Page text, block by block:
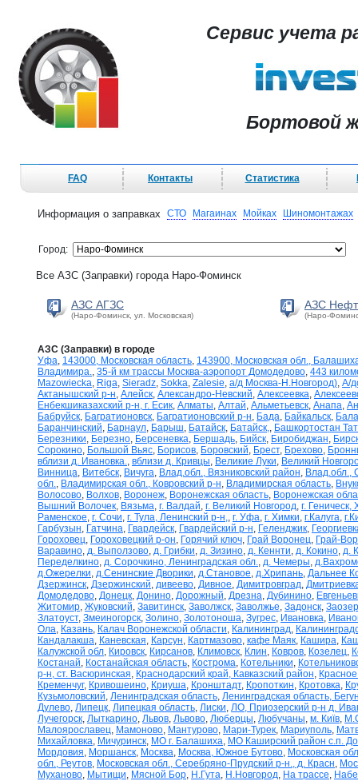
Сервис учета
Бортовой
FAQ Контакты Статистика
Информация о заправках СТО Магаинах Мойках Шиномонтажах
Город:
Все АЗС (Заправки) города Наро-Фоминск
АЗС АГЗС
(Наро-Фоминск, ул. Московская)
АЗС
(Наро-
АЗС (Заправки) в городе
Уфа, 143000, Московская область, 143900, Московская обл.,
Владимира., 35-й км трассы Москва-аэропорт Домодедово, 443
Mazowiecka, Riga, Sieradz, Sokka, Zalesie, а/д Москва-Н.Новгород), А/
Актанышский р-н, Алейск, Александро-Невский, Алексеевка,
Енбекшиказахский р-н, г. Есик, Алматы, Алтай, Альметьевск, Анапа,
Бабруйск, Багратионовск, Багратионовский р-н, Бада, Байкальск,
Баранчинский, Барнаул, Барыш, Батайск, Батайск,, Башкортостан
Березники, Березно, Берсеневка, Бершадь, Бийск, Биробиджан,
Сорокино, Большой Вьяс, Борисов, Боровский, Брест, Брехово,
вблизи д. Ивановка., вблизи д. Кривцы, Великие Луки, Великий
Винница, Витебск, Вичуга, Влад.обл., Вязниковский район, Влад.обл.,
обл., Владимирская обл., Ковровский р-н, Владимирская область,
Волосово, Волхов, Воронеж, Воронежская область, Воронежская
Вышний Волочек, Вязьма, г. Валдай, г. Великий Новгород, г. Геническ,
Раменское, г. Сочи, г. Тула, Ленинский р-н,, г. Уфа, г. Химки, г.Калуга,
Гарбузын, Гатчина, Гвардейск, Гвардейский р-н, Геленджик,
Гороховец, Гороховецкий р-он, Горячий ключ, Грай Воронец, Грай-
Варавино, д. Выползово, д. Грибки, д. Зизино, д. Кеннти, д. Кокино, д.
Переделкино, д. Сорочкино, Ленинградская обл., д. Чемеры,
д.Ожерелки, д.Сенинские Дворики, д.Становое, д.Хрипань, Дальнее
Дзержинск, Дзержинский, дивеево, Дивное, Димитровград,
Домодедово, Донецк, Донино, Дорожный, Дрезна, Дубинино,
Житомир, Жуковский, Завитинск, Заволжск, Заволжье, Задонск,
Златоуст, Змеиногорск, Золино, Золотоноша, Зугрес, Ивановка,
Ола, Казань, Калач Воронежской области, Калининград,
Кандалакша, Каневская, Карсун, Картмазово, кафе Маяк, Кашира,
Калужской обл, Кировск, Кирсанов, Климовск, Клин, Ковров, Козелец,
Костанай, Костанайская область, Кострома, Котельники,
р-н, ст. Васюринская, Краснодарский край, Кавказский район,
Кременчуг, Кривошеино, Криуша, Кронштадт, Кропоткин, Кротовка,
Кузьмоловский, Ленинградская область, Ленинградская область,
Дулево, Липецк, Липецкая область, Лиски, ЛО, Приозерский р-н д.
Лучегорск, Лыткарино, Львов, Львово, Люберцы, Любучаны, м. Київ,
Малоярославец, Мамоново, Мантурово, Мари-Турек, Мариуполь,
Михайловка, Мичуринск, МО г. Балашиха, МО Каширский район с.п.
Мордовия, Моршанск, Москва, Москва, Южное Бутово, Московская
обл., Реутов, Московская обл., Серебряно-Прудский р-н., д. Красн,
Муханово, Мытищи, Мясной Бор, Н.Гута, Н.Новгород, На трассе,